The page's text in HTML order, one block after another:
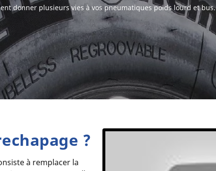
donner plusieurs vies à vos pneumatiques poids lourd et bus.
?
à remplacer la